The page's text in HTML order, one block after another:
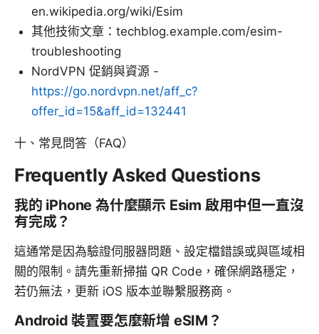
en.wikipedia.org/wiki/Esim
其他技術文章：techblog.example.com/esim-
troubleshooting
NordVPN 促銷與資源 -
https://go.nordvpn.net/aff_c?
offer_id=15&aff_id=132441
十、常見問答（FAQ）
Frequently Asked Questions
我的 iPhone 為什麼顯示 Esim 啟用中但一直沒
有完成？
這通常是因為驗證伺服器問題、設定檔錯誤或與區域相
關的限制。請先重新掃描 QR Code，確保網路穩定，
若仍無法，更新 iOS 版本並聯繫服務商。
Android 裝置要怎麼新增 eSIM？